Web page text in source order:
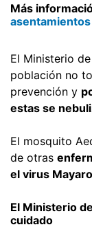
Más
El Ministerio
población no
prevención y
estas se
El mosquito
de otras
el virus
El Ministerio
cuidado